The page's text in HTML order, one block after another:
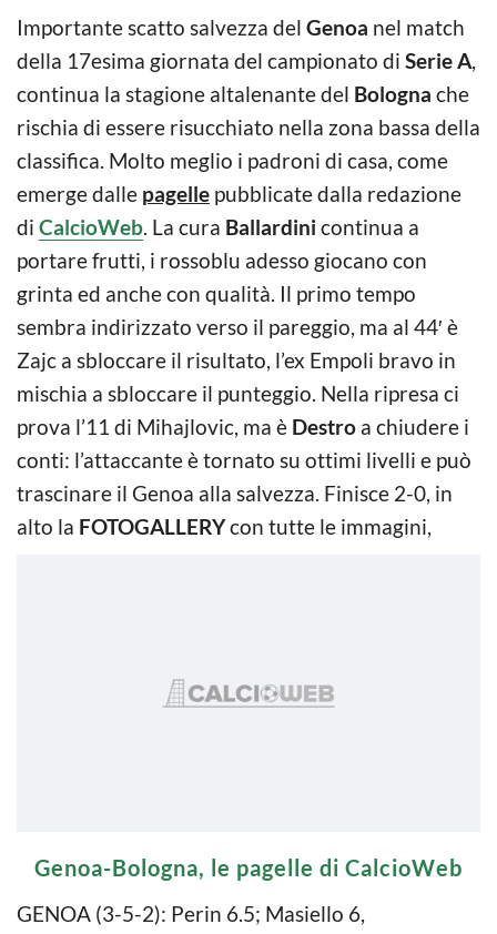
Importante scatto salvezza del Genoa nel match
della 17esima giornata del campionato di Serie A,
continua la stagione altalenante del Bologna che
rischia di essere risucchiato nella zona bassa della
classifica. Molto meglio i padroni di casa, come
emerge dalle pagelle pubblicate dalla redazione
di CalcioWeb. La cura Ballardini continua a
portare frutti, i rossoblu adesso giocano con
grinta ed anche con qualità. Il primo tempo
sembra indirizzato verso il pareggio, ma al 44′ è
Zajc a sbloccare il risultato, l’ex Empoli bravo in
mischia a sbloccare il punteggio. Nella ripresa ci
prova l’11 di Mihajlovic, ma è Destro a chiudere i
conti: l’attaccante è tornato su ottimi livelli e può
trascinare il Genoa alla salvezza. Finisce 2-0, in
alto la FOTOGALLERYcon tutte le immagini,
Genoa-Bologna, le pagelle di CalcioWeb
GENOA (3-5-2): Perin 6.5; Masiello 6,